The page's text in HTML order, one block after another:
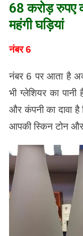
68 करोड़ रुपए
महंगी घड़ियां
नंबर 6
नंबर 6 पर आता है
भी ग्लेशियर का
और कंपनी का दावा है
आपकी स्किन टोन और